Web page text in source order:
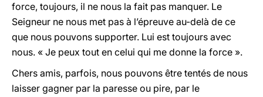
force, toujours, il ne nous la fait pas manquer. Le
Seigneur ne nous met pas à l’épreuve au-delà de ce
que nous pouvons supporter. Lui est toujours avec
nous. « Je peux tout en celui qui me donne la force ».
Chers amis, parfois, nous pouvons être tentés de nous
laisser gagner par la paresse ou pire, par le